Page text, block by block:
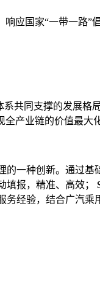
应国家“一带一路”
共同支撑的发展格
产业链的价值最大
一种创新。通过
填报，精准、高效；
经验，结合广汽乘